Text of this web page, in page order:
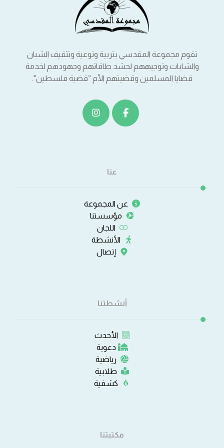
تقوم مجموعة المقدسي بتربية وتوعية وتثقيف الشبان
والشابات وتوجيههم لحشد طاقاتهم وجهودهم لخدمة
قضايا المسلمين وقضيتهم الأم “قضية فلسطين".
عنا
عن المجموعة
مؤسستنا
اللجان
الأنشطة
إتصال
أنشطتنا
الأحدث
دعوية
رياضية
طلابية
كشفية
مكتبتنا